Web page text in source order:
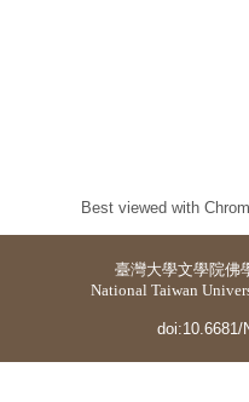
Best viewed with
臺灣大學文學院佛
National Taiwan
doi:10.6681/